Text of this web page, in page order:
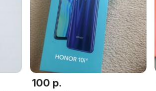
100 р.